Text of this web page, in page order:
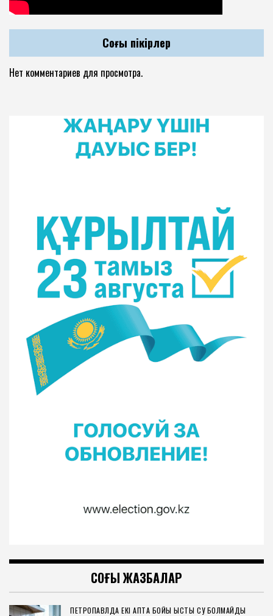
Соңғы пікірлер
Нет комментариев для просмотра.
СОҢҒЫ ЖАЗБАЛАР
ПЕТРОПАВЛДА ЕКІ АПТА БОЙЫ ЫСТЫҚ СУ БОЛМАЙДЫ